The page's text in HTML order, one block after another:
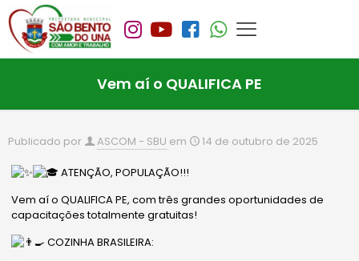
Vem aí o QUALIFICA PE
Publicado por ASCOM - SBU em 14 de outubro de 2025
ATENÇÃO, POPULAÇÃO!!!
Vem aí o QUALIFICA PE, com três grandes oportunidades de
capacitações totalmente gratuitas!
COZINHA BRASILEIRA: